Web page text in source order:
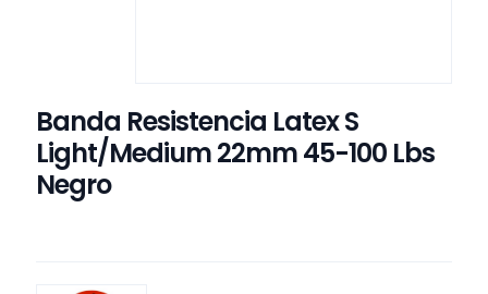
Banda Resistencia Latex S
Light/Medium 22mm 45-100 Lbs
Negro